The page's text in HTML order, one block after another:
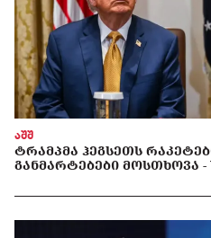
აშშ
ᲢᲠᲐᲛᲞᲛᲐ ᲰᲔᲒᲡᲔᲗᲡ
ᲒᲐᲜᲛᲐᲠᲢᲔᲑᲔᲑᲘ ᲛᲝᲡᲗᲮᲝᲕᲐ -